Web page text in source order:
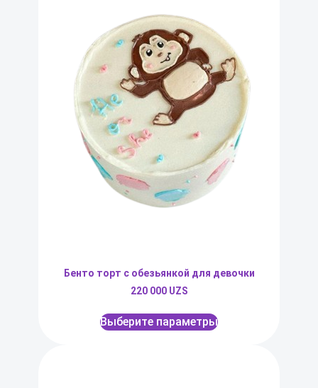
Бенто торт с обезьянкой для девочки
220 000 UZS
Выберите параметры